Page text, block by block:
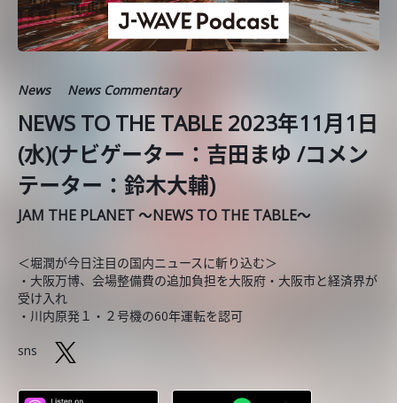
News News Commentary
NEWS TO THE TABLE 2023年11月1日
(水)(ナビゲーター：吉田まゆ /コメン
テーター：鈴木大輔)
JAM THE PLANET ～NEWS TO THE TABLE～
＜堀潤が今日注目の国内ニュースに斬り込む＞
・大阪万博、会場整備費の追加負担を大阪府・大阪市と経済界が
受け入れ
・川内原発１・２号機の60年運転を認可
sns